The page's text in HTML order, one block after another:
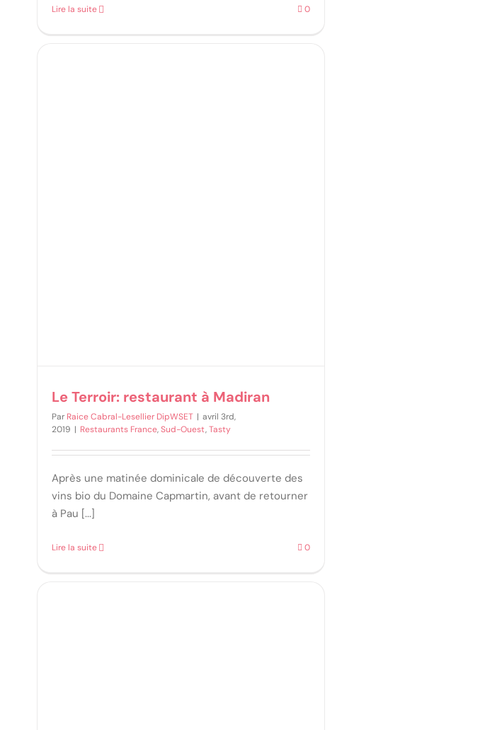
Lire la suite 0
Le Terroir: restaurant à Madiran
Par Raice Cabral-Lesellier DipWSET | avril 3rd,
2019 | Restaurants France,Sud-Ouest,Tasty
Après une matinée dominicale de découverte des
vins bio du Domaine Capmartin, avant de retourner
à Pau [...]
Lire la suite 0